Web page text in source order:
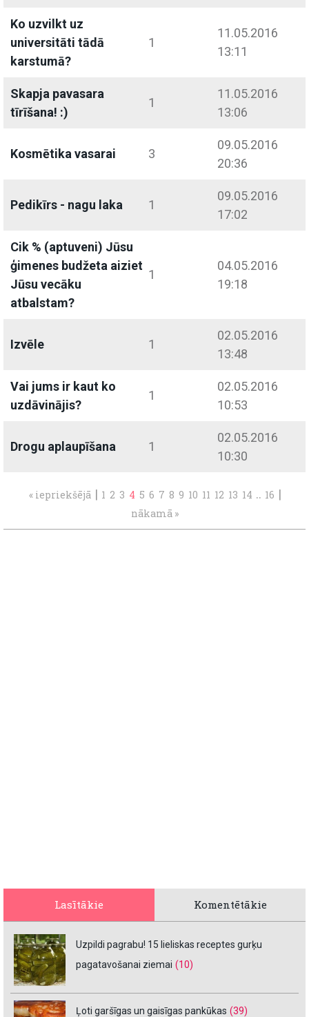
Ko uzvilkt uz
universitāti tādā
karstumā?
1
11.05.2016
13:11
Skapja pavasara
tīrīšana! :)
1
11.05.2016
13:06
Kosmētika vasarai 3
09.05.2016
20:36
Pedikīrs - nagu laka 1
09.05.2016
17:02
Cik % (aptuveni) Jūsu
ģimenes budžeta aiziet
Jūsu vecāku
atbalstam?
1
04.05.2016
19:18
Izvēle 1
02.05.2016
13:48
Vai jums ir kaut ko
uzdāvinājis?
1
02.05.2016
10:53
Drogu aplaupīšana 1
02.05.2016
10:30
« iepriekšējā | 1 2 3 4 5 6 7 8 9 10 11 12 13 14 .. 16 |
nākamā »
Lasītākie Komentētākie
Uzpildi pagrabu! 15 lieliskas receptes gurķu
pagatavošanai ziemai (10)
Ļoti garšīgas un gaisīgas pankūkas (39)